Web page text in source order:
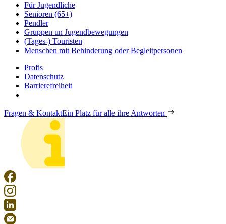
Für Jugendliche
Senioren (65+)
Pendler
Gruppen un Jugendbewegungen
(Tages-) Touristen
Menschen mit Behinderung oder Begleitpersonen
Profis
Datenschutz
Barrierefreiheit
Fragen & KontaktEin Platz für alle ihre Antworten